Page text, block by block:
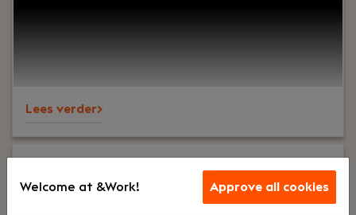
Lees verder>
Haaften
Welcome at &Work! Approve all cookies